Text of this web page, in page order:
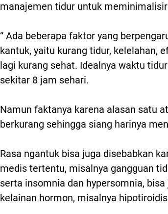
manajemen tidur untuk
“ Ada beberapa faktor yang
kantuk, yaitu kurang tidur, kelelahan,
lagi kurang sehat. Idealnya waktu
sekitar 8 jam sehari.
Namun faktanya karena alasan satu
berkurang sehingga siang harinya
Rasa ngantuk bisa juga disebabkan
medis tertentu, misalnya gangguan
serta insomnia dan hypersomnia,
kelainan hormon, misalnya